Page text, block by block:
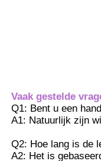
Neem contact
Nieuws
Vaak gestelde
Q1: Bent u een
A1: Natuurlijk zijn
Q2: Hoe lang is de
A2: Het is